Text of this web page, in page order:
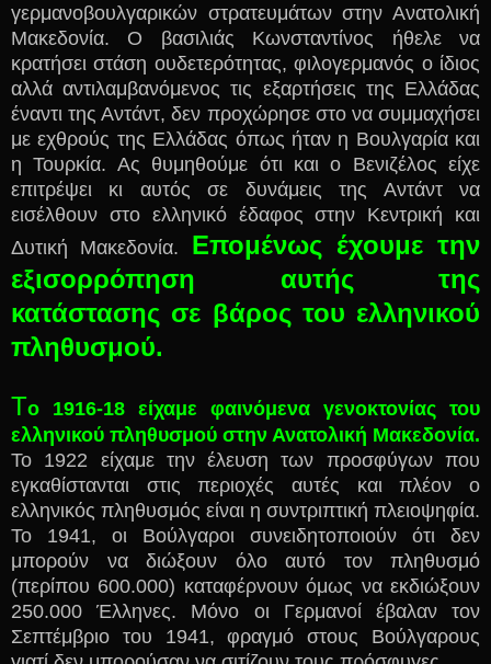
γερμανοβουλγαρικών στρατευμάτων στην Ανατολική
Μακεδονία. Ο βασιλιάς Κωνσταντίνος ήθελε να
κρατήσει στάση ουδετερότητας, φιλογερμανός ο ίδιος
αλλά αντιλαμβανόμενος τις εξαρτήσεις της Ελλάδας
έναντι της Αντάντ, δεν προχώρησε στο να συμμαχήσει
με εχθρούς της Ελλάδας όπως ήταν η Βουλγαρία και
η Τουρκία. Ας θυμηθούμε ότι και ο Βενιζέλος είχε
επιτρέψει κι αυτός σε δυνάμεις της Αντάντ να
εισέλθουν στο ελληνικό έδαφος στην Κεντρική και
Δυτική Μακεδονία. Επομένως έχουμε την
εξισορρόπηση αυτής της
κατάστασης σε βάρος του ελληνικού
πληθυσμού.
Το 1916-18 είχαμε φαινόμενα γενοκτονίας του
ελληνικού πληθυσμού στην Ανατολική Μακεδονία.
Το 1922 είχαμε την έλευση των προσφύγων που
εγκαθίστανται στις περιοχές αυτές και πλέον ο
ελληνικός πληθυσμός είναι η συντριπτική πλειοψηφία.
Το 1941, οι Βούλγαροι συνειδητοποιούν ότι δεν
μπορούν να διώξουν όλο αυτό τον πληθυσμό
(περίπου 600.000) καταφέρνουν όμως να εκδιώξουν
250.000 Έλληνες. Μόνο οι Γερμανοί έβαλαν τον
Σεπτέμβριο του 1941, φραγμό στους Βούλγαρους